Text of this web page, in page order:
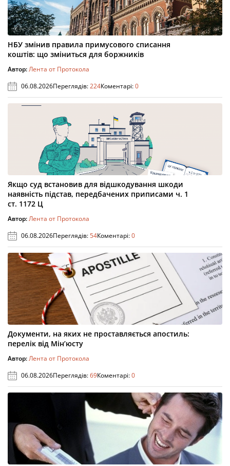
НБУ змінив правила примусового списання
коштів: що зміниться для боржників
Автор:Лента от Протокола
06.08.2026Переглядів:224Коментарі:0
Якщо суд встановив для відшкодування шкоди
наявність підстав, передбачених приписами ч. 1
ст. 1172 Ц
Автор:Лента от Протокола
06.08.2026Переглядів:54Коментарі:0
Документи, на яких не проставляється апостиль:
перелік від Мін’юсту
Автор:Лента от Протокола
06.08.2026Переглядів:69Коментарі:0